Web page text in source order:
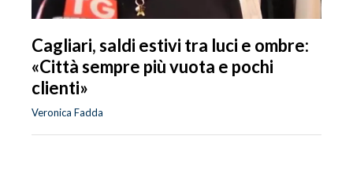
Cagliari, saldi estivi tra luci e ombre:
«Città sempre più vuota e pochi
clienti»
Veronica Fadda